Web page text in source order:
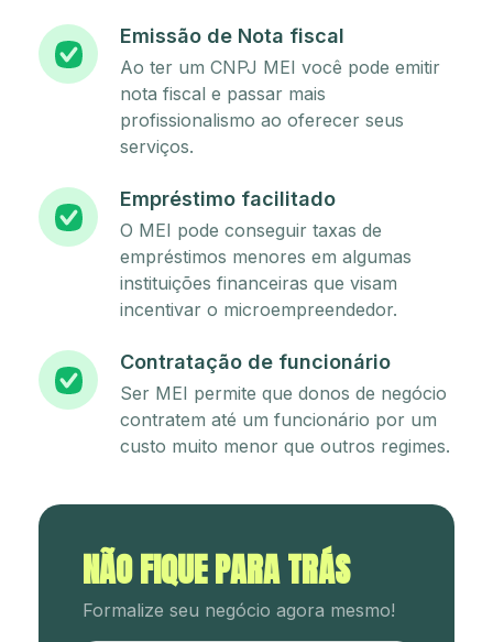
Emissão de Nota fiscal
Ao ter um CNPJ MEI você pode emitir
nota fiscal e passar mais
profissionalismo ao oferecer seus
serviços.
Empréstimo facilitado
O MEI pode conseguir taxas de
empréstimos menores em algumas
instituições financeiras que visam
incentivar o microempreendedor.
Contratação de funcionário
Ser MEI permite que donos de negócio
contratem até um funcionário por um
custo muito menor que outros regimes.
NÃO FIQUE PARA TRÁS
Formalize seu negócio agora mesmo!